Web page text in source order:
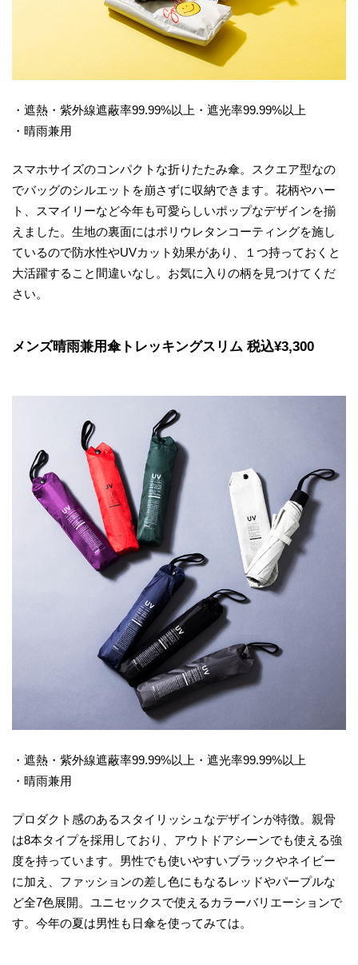
・遮熱・紫外線遮蔽率99.99%以上・遮光率99.99%以上
・晴雨兼用
スマホサイズのコンパクトな折りたたみ傘。スクエア型なの
でバッグのシルエットを崩さずに収納できます。花柄やハー
ト、スマイリーなど今年も可愛らしいポップなデザインを揃
えました。生地の裏面にはポリウレタンコーティングを施し
ているので防水性やUVカット効果があり、１つ持っておくと
大活躍すること間違いなし。お気に入りの柄を見つけてくだ
さい。
メンズ晴雨兼用傘トレッキングスリム 税込¥3,300
・遮熱・紫外線遮蔽率99.99%以上・遮光率99.99%以上
・晴雨兼用
プロダクト感のあるスタイリッシュなデザインが特徴。親骨
は8本タイプを採用しており、アウトドアシーンでも使える強
度を持っています。男性でも使いやすいブラックやネイビー
に加え、ファッションの差し色にもなるレッドやパープルな
ど全7色展開。ユニセックスで使えるカラーバリエーションで
す。今年の夏は男性も日傘を使ってみては。